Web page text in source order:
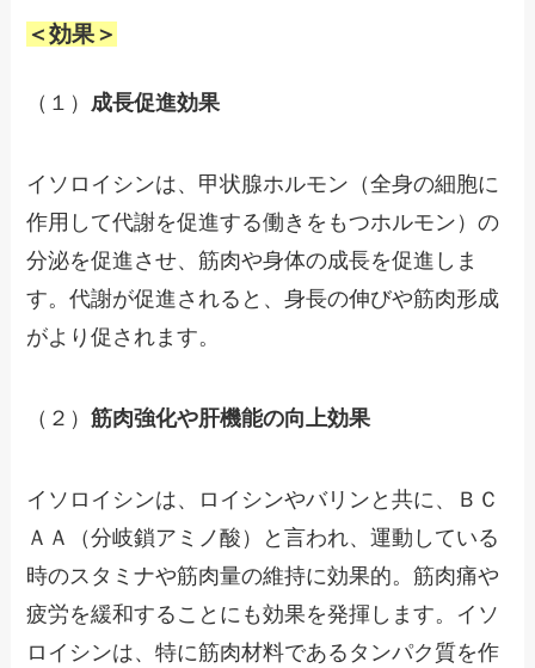
＜効果＞
（１） 成長促進効果
イソロイシンは、甲状腺ホルモン（全身の細胞に
作用して代謝を促進する働きをもつホルモン）の
分泌を促進させ、筋肉や身体の成長を促進しま
す。代謝が促進されると、身長の伸びや筋肉形成
がより促されます。
（２）筋肉強化や肝機能の向上効果
イソロイシンは、ロイシンやバリンと共に、ＢＣ
ＡＡ（分岐鎖アミノ酸）と言われ、運動している
時のスタミナや筋肉量の維持に効果的。筋肉痛や
疲労を緩和することにも効果を発揮します。イソ
ロイシンは、特に筋肉材料であるタンパク質を作